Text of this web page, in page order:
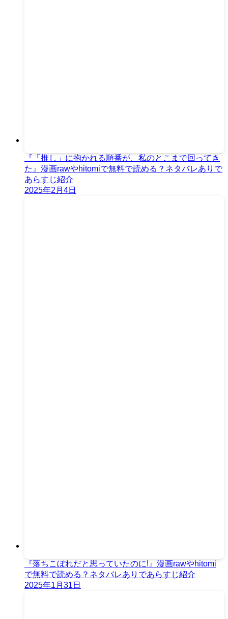
『「推し」に抱かれる順番が、私のとこまで回ってき
た』漫画rawやhitomiで無料で読める？ネタバレありで
あらすじ紹介
2025年2月4日
『落ちこぼれだと思っていたのに!』漫画rawやhitomi
で無料で読める？ネタバレありであらすじ紹介
2025年1月31日